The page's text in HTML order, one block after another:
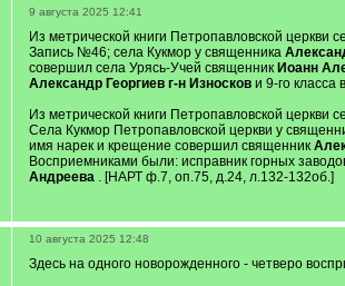
9 августа 2025 12:41
Из метрической книги Петропавловской церкви
Запись №46; села Кукмор у священника
совершил села Урясь-Учей священник Иоанн
Александр Георгиев г-н Износкови 9-го класса
Из метрической книги Петропавловской церкви
Села Кукмор Петропавловской церкви у
имя нарек и крещение совершил священник
Восприемниками были: исправник горных
Андреева. [НАРТ ф.7, оп.75, д.24, л.132-132об.]
10 августа 2025 12:48
Здесь на одного новорожденного - четверо